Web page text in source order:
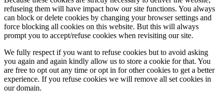
refuseing them will have impact how our site functions. You always
can block or delete cookies by changing your browser settings and
force blocking all cookies on this website. But this will always
prompt you to accept/refuse cookies when revisiting our site.
We fully respect if you want to refuse cookies but to avoid asking
you again and again kindly allow us to store a cookie for that. You
are free to opt out any time or opt in for other cookies to get a better
experience. If you refuse cookies we will remove all set cookies in
our domain.